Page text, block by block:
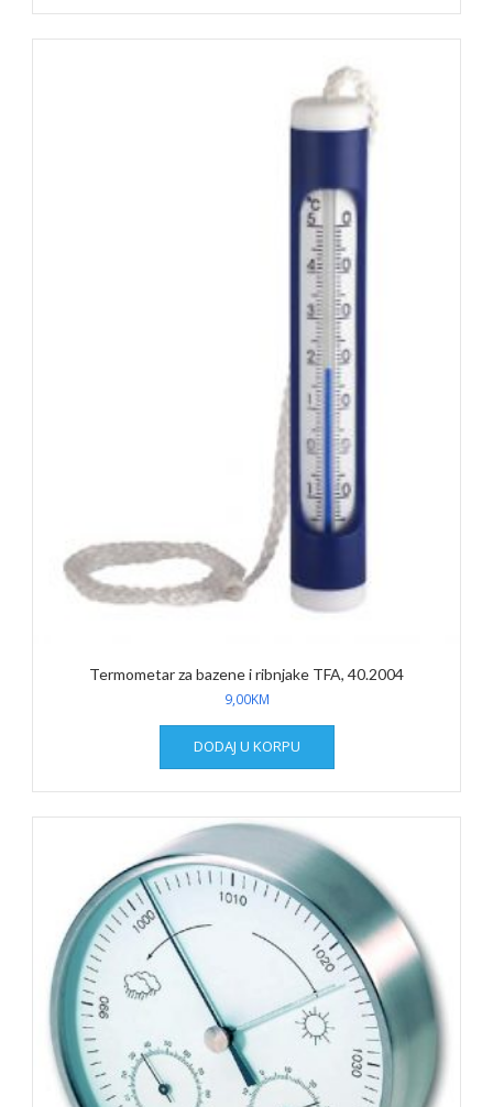
Termometar za bazene i ribnjake TFA, 40.2004
9,00KM
DODAJ U KORPU